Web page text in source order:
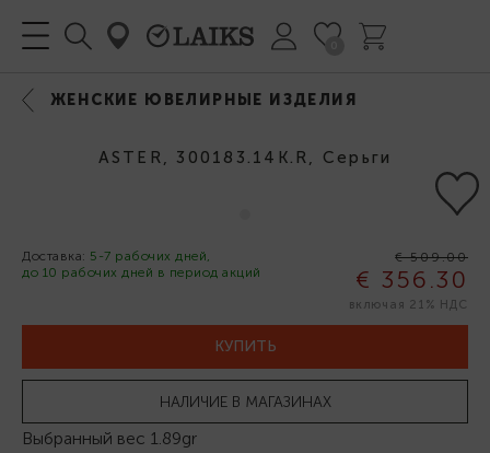
ЖЕНСКИЕ ЮВЕЛИРНЫЕ ИЗДЕЛИЯ
ASTER, 300183.14K.R, Серьги
-30%
Доставка: 5-7 рабочих дней,
до 10 рабочих дней в период акций
€ 509.00
€ 356.30
включая 21% НДС
КУПИТЬ
НАЛИЧИЕ В МАГАЗИНАХ
Выбранный вес 1.89gr